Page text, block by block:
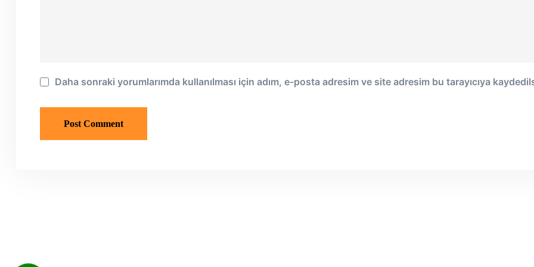
Daha sonraki yorumlarımda kullanılması için adım, e-posta adresim ve site adresim bu tarayıcıya